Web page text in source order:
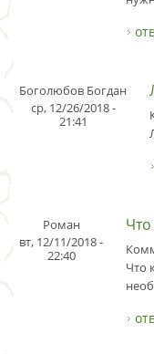
Боголюбов Богдан
ср, 12/26/2018 -
21:41
Роман
вт, 12/11/2018 -
22:40
Что